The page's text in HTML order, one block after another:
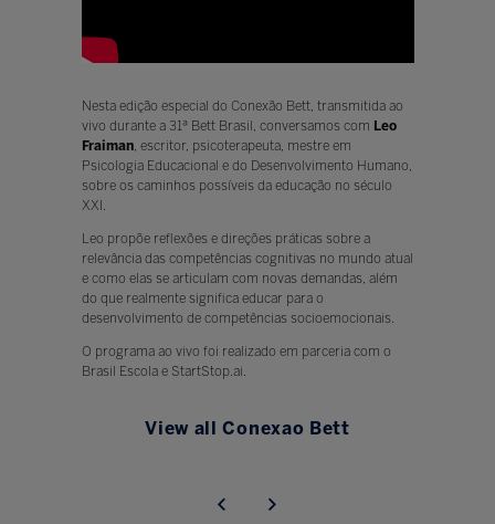
Nesta edição especial do Conexão Bett, transmitida ao
vivo durante a 31ª Bett Brasil, conversamos com Leo
Fraiman, escritor, psicoterapeuta, mestre em
Psicologia Educacional e do Desenvolvimento Humano,
sobre os caminhos possíveis da educação no século
XXI.
Leo propõe reflexões e direções práticas sobre a
relevância das competências cognitivas no mundo atual
e como elas se articulam com novas demandas, além
do que realmente significa educar para o
desenvolvimento de competências socioemocionais.
O programa ao vivo foi realizado em parceria com o
Brasil Escola e StartStop.ai.
View all Conexao Bett